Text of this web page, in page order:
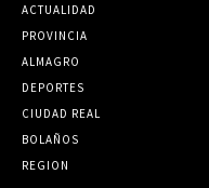
ACTUALIDAD
PROVINCIA
ALMAGRO
DEPORTES
CIUDAD REAL
BOLAÑOS
REGION